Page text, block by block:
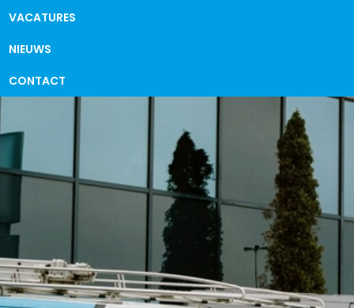
VACATURES
NIEUWS
CONTACT